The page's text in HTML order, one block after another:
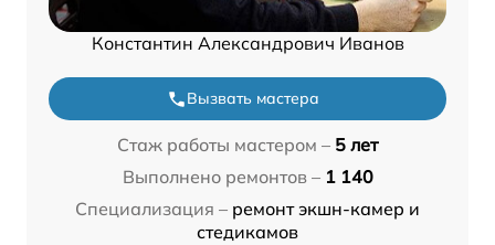
Константин Александрович Иванов
Вызвать мастера
Стаж работы мастером – 5 лет
Выполнено ремонтов – 1 140
Специализация – ремонт экшн-камер и
стедикамов